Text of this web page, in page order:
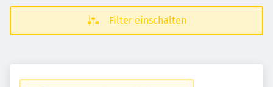
Filter einschalten